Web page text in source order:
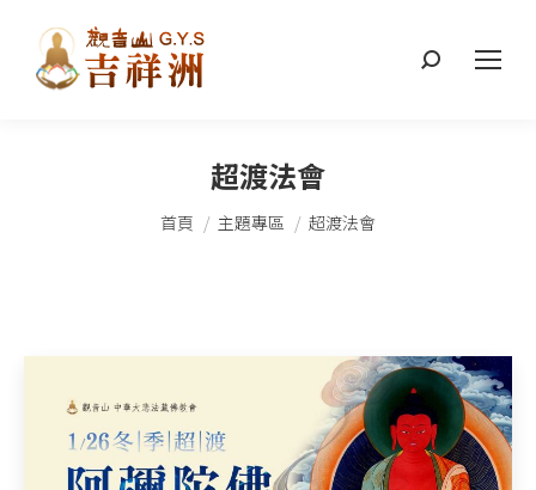
搜
超渡法會
您在這裡：
首頁 主題專區 超渡法會